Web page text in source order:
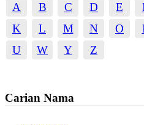
A B C D E
K
L M N O
U
W Y Z
Carian Nama